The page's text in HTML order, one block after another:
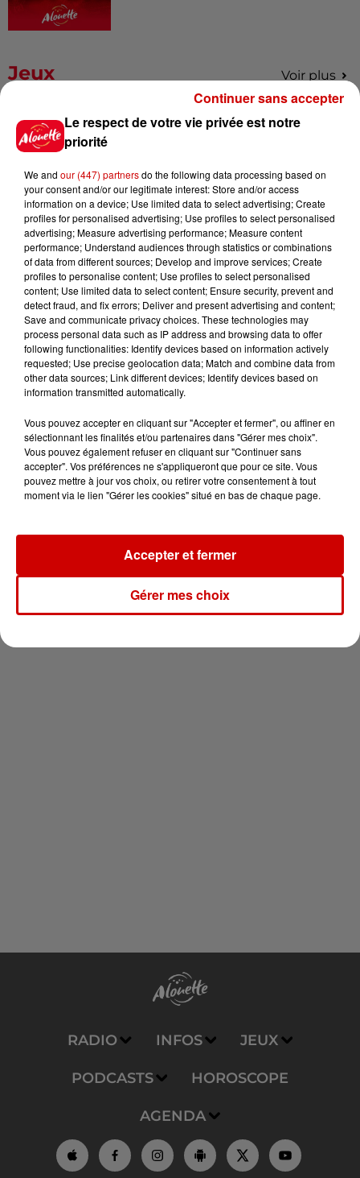
Jeux Voir plus
Le Duel - Gagnez vos entrées
pour l'un des zoos de nos
Gagnez vos places pour le
Festival du Roi Arthur 2026 !
Gagnez vos entrées pour le
Musée du Sport Automobile au
Mans !
Destination Vacances - Gagnez
votre séjour en famille au cœur
de la...
Newsletter
RADIO INFOS JEUX
PODCASTS HOROSCOPE
AGENDA
Le respect de votre vie privée est notre
priorité
We and our (447) partnersdo the following data processing based on
your consent and/or our legitimate interest: Store and/or access
information on a device; Use limited data to select advertising; Create
profiles for personalised advertising; Use profiles to select personalised
advertising; Measure advertising performance; Measure content
performance; Understand audiences through statistics or combinations
of data from different sources; Develop and improve services; Create
profiles to personalise content; Use profiles to select personalised
content; Use limited data to select content; Ensure security, prevent and
detect fraud, and fix errors; Deliver and present advertising and content;
Save and communicate privacy choices. These technologies may
process personal data such as IP address and browsing data to offer
following functionalities: Identify devices based on information actively
requested; Use precise geolocation data; Match and combine data from
other data sources; Link different devices; Identify devices based on
information transmitted automatically.
Vous pouvez accepter en cliquant sur "Accepter et fermer", ou affiner en
sélectionnant les finalités et/ou partenaires dans "Gérer mes choix".
Vous pouvez également refuser en cliquant sur "Continuer sans
accepter". Vos préférences ne s'appliqueront que pour ce site. Vous
pouvez mettre à jour vos choix, ou retirer votre consentement à tout
moment via le lien "Gérer les cookies" situé en bas de chaque page.
Gérer mes choix
Accepter et fermer
Continuer sans accepter